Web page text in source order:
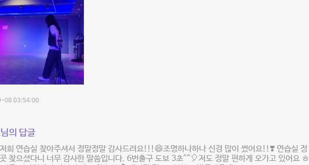
08 03:54:00
의 답글
희 연습실 찾아주셔서 정말정말 감사드려요!!!😄조명하나하나 신경 많이 썼어요!!❣️ 연습실 정
찾으셨다니 너무 감사한 말씀입니다. 6번출구 도보 3초^^🎈저도 정말 편하게 오가고 있어요 ㅎ